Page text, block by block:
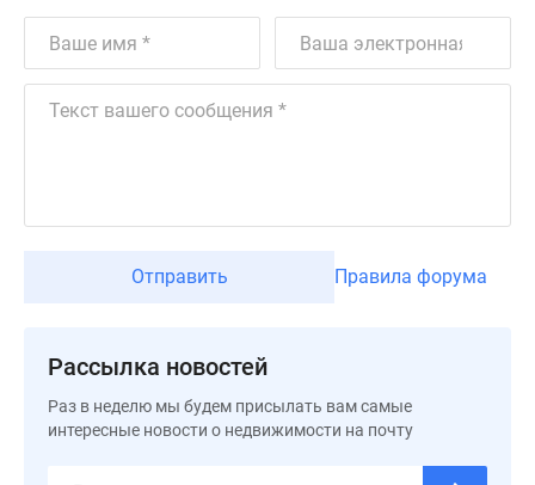
Машино-
места
Апартаменты
#траншевая
новостроек
Отправить Правила форума
Рассылка новостей
Раз в неделю мы будем присылать вам самые
интересные новости о недвижимости на почту